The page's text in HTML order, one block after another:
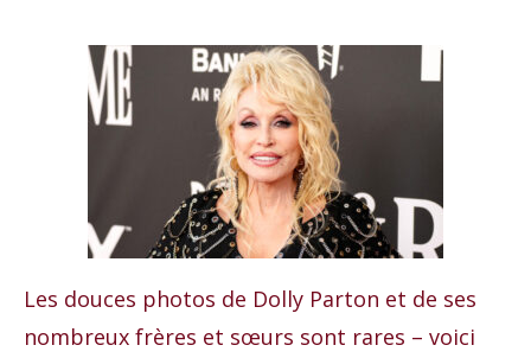
Les douces photos de Dolly Parton et de ses
nombreux frères et sœurs sont rares – voici